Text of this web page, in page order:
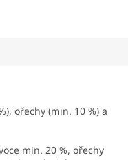
ořechy (min. 10 %) a
min. 20 %, ořechy